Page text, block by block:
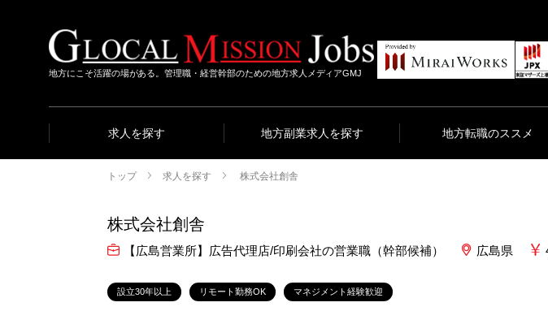
地方にこそ活躍の場がある。管理職・経営幹部のための地方求人メディアGMJ
求人を探す 地方副業求人を探す 地方転職のススメ
トップ 求人を探す 株式会社創舎
株式会社創舎
【広島営業所】広告代理店/印刷会社の営業職（幹部候補） 広島県
設立30年以上 リモート勤務OK マネジメント経験歓迎